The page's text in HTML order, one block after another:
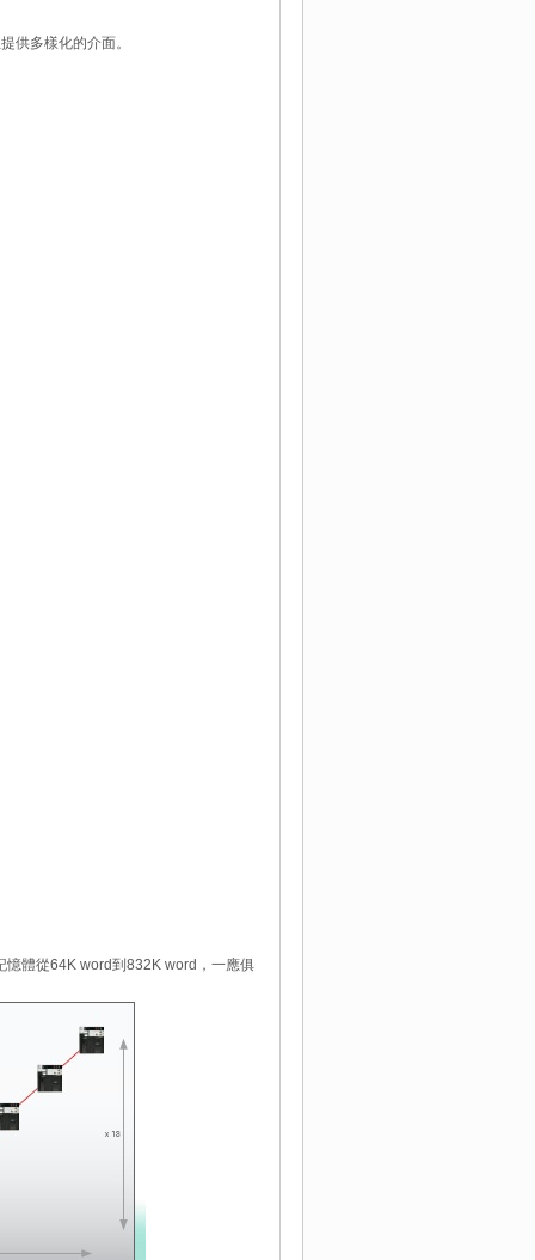
供多樣化的介面。
憶體從64K word到832K word，一應俱